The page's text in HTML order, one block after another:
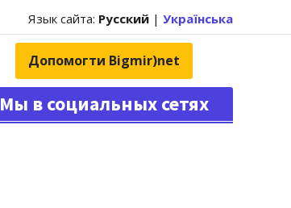
Язык сайта: Русский | Українська
Допомогти Bigmir)net
Мы в социальных сетях